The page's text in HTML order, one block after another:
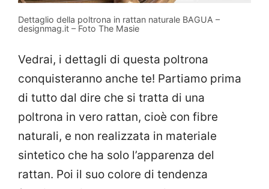
Dettaglio della poltrona in rattan naturale BAGUA –
designmag.it – Foto The Masie
Vedrai, i dettagli di questa poltrona
conquisteranno anche te! Partiamo prima
di tutto dal dire che si tratta di una
poltrona in vero rattan, cioè con fibre
naturali, e non realizzata in materiale
sintetico che ha solo l’apparenza del
rattan. Poi il suo colore di tendenza